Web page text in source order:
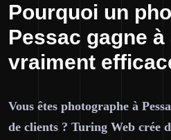
Pourquoi un
Pessac gagne
vraiment
Vous êtes photographe à
de clients ? Turing Web crée